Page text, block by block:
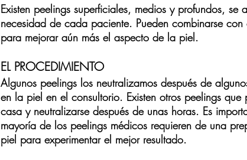
Existen peelings superficiales, medios y profundos, se
necesidad de cada paciente. Pueden combinarse con
para mejorar aún más el aspecto de la piel.
EL PROCEDIMIENTO
Algunos peelings los neutralizamos después de
en la piel en el consultorio. Existen otros peelings que
casa y neutralizarse después de unas horas. Es
mayoría de los peelings médicos requieren de una
piel para experimentar el mejor resultado.